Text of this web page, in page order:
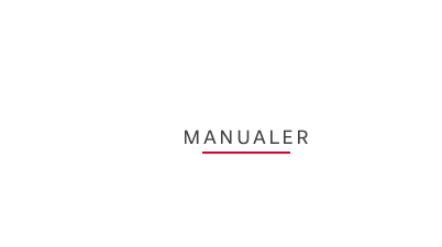
MANUALER